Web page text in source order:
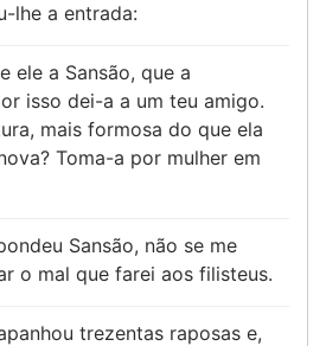
lhe a entrada:
ele a Sansão, que a
isso dei-a a um teu amigo.
mais formosa do que ela
Toma-a por mulher em
Sansão, não se me
o mal que farei aos filisteus.
trezentas raposas e,